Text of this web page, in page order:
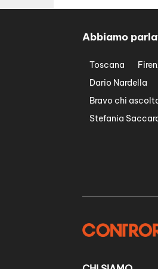
Abbiamo
Toscana
Dario Nardella
Bravo chi
Stefania